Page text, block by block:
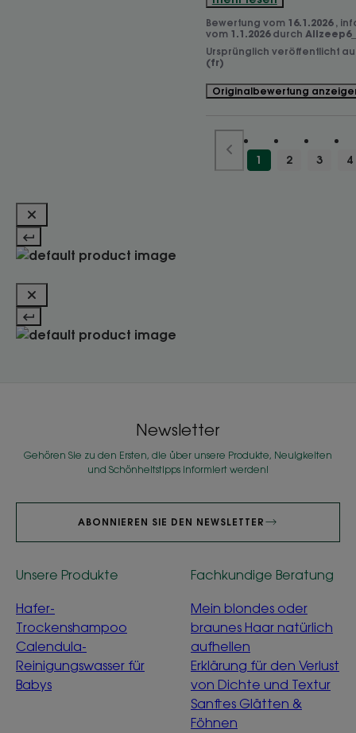
Bewertung vom 16.1.2026 ,
vom 1.1.2026 durch
Ursprünglich veröffentlicht
(fr)
Originalbewertung
1 2 3 4
Newsletter
Gehören Sie zu den Ersten, die über unsere Produkte, Neuigkeiten
und Schönheitstipps informiert werden!
ABONNIEREN SIE DEN NEWSLETTER
Unsere Produkte
Hafer-
Trockenshampoo
Calendula-
Reinigungswasser für
Babys
Fachkundige Beratung
Mein blondes oder
braunes Haar natürlich
aufhellen
Erklärung für den Verlust
von Dichte und Textur
Sanftes Glätten &
Föhnen